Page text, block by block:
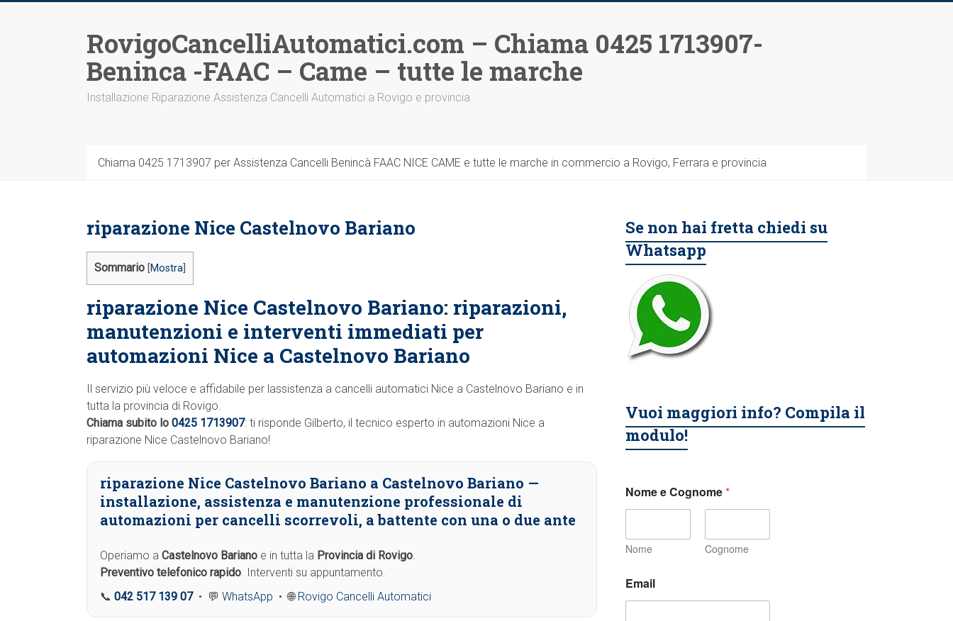
RovigoCancelliAutomatici.com – Chiama 0425 1713907-
Beninca -FAAC – Came – tutte le marche
Installazione Riparazione Assistenza Cancelli Automatici a Rovigo e provincia
Chiama 0425 1713907 per Assistenza Cancelli Benincà FAAC NICE CAME e tutte le marche in commercio a Rovigo, Ferrara e provincia
riparazione Nice Castelnovo Bariano
Sommario Mostra
riparazione Nice Castelnovo Bariano: riparazioni,
manutenzioni e interventi immediati per
automazioni Nice a Castelnovo Bariano
Il servizio più veloce e affidabile per lassistenza a cancelli automatici Nice a Castelnovo Bariano e in
tutta la provincia di Rovigo.
Chiama subito lo 0425 1713907: ti risponde Gilberto, il tecnico esperto in automazioni Nice a
riparazione Nice Castelnovo Bariano!
riparazione Nice Castelnovo Bariano a Castelnovo Bariano —
installazione, assistenza e manutenzione professionale di
automazioni per cancelli scorrevoli, a battente con una o due ante
Operiamo a Castelnovo Bariano e in tutta la Provincia di Rovigo.
Preventivo telefonico rapido. Interventi su appuntamento.
📞 042 517 139 07• 💬 WhatsApp • 🌐 Rovigo Cancelli Automatici
Se non hai fretta chiedi su
Whatsapp
Vuoi maggiori info? Compila il
modulo!
Nome e Cognome*
Nome Cognome
Email